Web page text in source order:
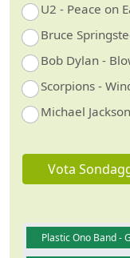
U2 - Peace on
Bruce
Bob Dylan -
Scorpions -
Michael
Vota
Plastic Ono Band -